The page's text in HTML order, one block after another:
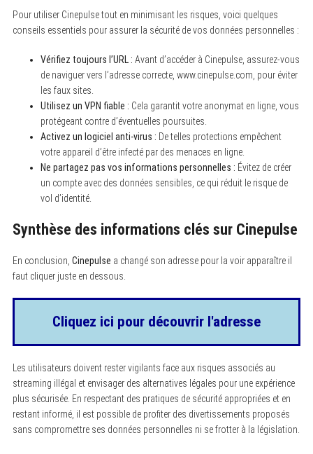
Pour utiliser Cinepulse tout en minimisant les risques, voici quelques
conseils essentiels pour assurer la sécurité de vos données personnelles :
Vérifiez toujours l’URL : Avant d’accéder à Cinepulse, assurez-vous
de naviguer vers l’adresse correcte, www.cinepulse.com, pour éviter
les faux sites.
Utilisez un VPN fiable : Cela garantit votre anonymat en ligne, vous
protégeant contre d’éventuelles poursuites.
Activez un logiciel anti-virus : De telles protections empêchent
votre appareil d’être infecté par des menaces en ligne.
Ne partagez pas vos informations personnelles : Évitez de créer
un compte avec des données sensibles, ce qui réduit le risque de
vol d’identité.
Synthèse des informations clés sur Cinepulse
En conclusion, Cinepulse a changé son adresse pour la voir apparaître il
faut cliquer juste en dessous.
Cliquez ici pour découvrir l'adresse
Les utilisateurs doivent rester vigilants face aux risques associés au
streaming illégal et envisager des alternatives légales pour une expérience
plus sécurisée. En respectant des pratiques de sécurité appropriées et en
restant informé, il est possible de profiter des divertissements proposés
sans compromettre ses données personnelles ni se frotter à la législation.